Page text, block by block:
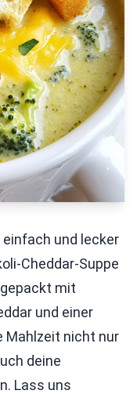
und lecker
Cheddar-Suppe
mit
und einer
Mahlzeit nicht nur
deine
Lass uns